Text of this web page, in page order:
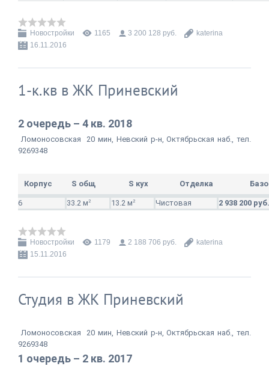
Новостройки 1165 3 200 128 руб.
katerina
16.11.2016
1-к.кв в ЖК Приневский
2 очередь – 4 кв. 2018
Ломоносовская 20 мин, Невский р-н, Октябрьская наб., тел.
9269348
Корпус S общ S кух Отделка
6 33.2 м2 13.2 м2 Чистовая 2 938 200 руб.
Новостройки 1179 2 188 706 руб.
katerina
15.11.2016
Студия в ЖК Приневский
Ломоносовская 20 мин, Невский р-н, Октябрьская наб., тел.
9269348
1 очередь – 2 кв. 2017